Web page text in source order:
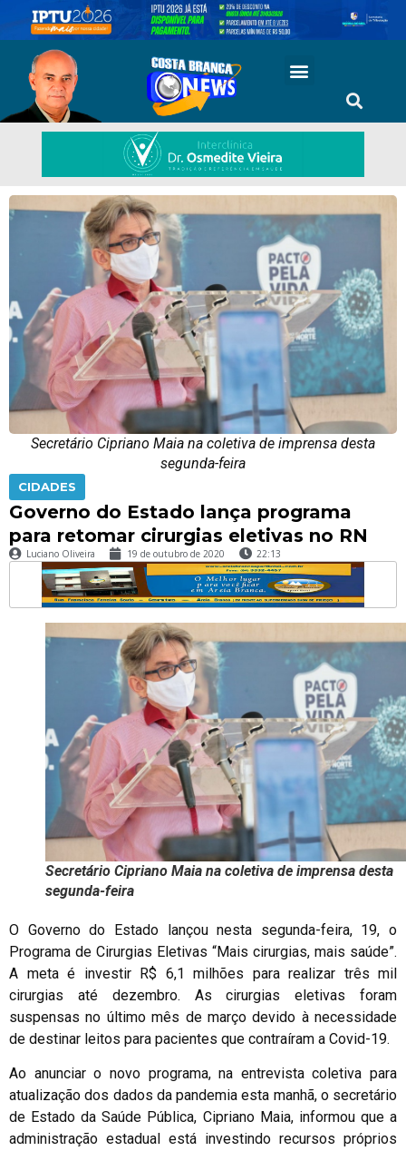
Secretário Cipriano Maia na coletiva de imprensa desta
segunda-feira
CIDADES
Governo do Estado lança programa
para retomar cirurgias eletivas no RN
Luciano Oliveira 19 de outubro de 2020 22:13
Secretário Cipriano Maia na coletiva de imprensa desta
segunda-feira
O Governo do Estado lançou nesta segunda-feira, 19, o
Programa de Cirurgias Eletivas “Mais cirurgias, mais saúde”.
A meta é investir R$ 6,1 milhões para realizar três mil
cirurgias até dezembro. As cirurgias eletivas foram
suspensas no último mês de março devido à necessidade
de destinar leitos para pacientes que contraíram a Covid-19.
Ao anunciar o novo programa, na entrevista coletiva para
atualização dos dados da pandemia esta manhã, o secretário
de Estado da Saúde Pública, Cipriano Maia, informou que a
administração estadual está investindo recursos próprios